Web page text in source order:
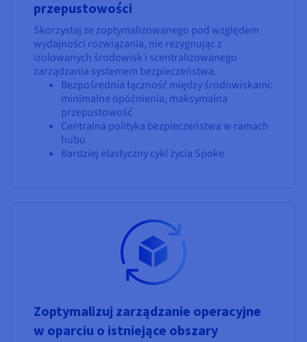
przepustowości
Skorzystaj ze zoptymalizowanego pod względem
wydajności rozwiązania, nie rezygnując z
izolowanych środowisk i scentralizowanego
zarządzania systemem bezpieczeństwa.
Bezpośrednia łączność między środowiskami:
minimalne opóźnienia, maksymalna
przepustowość
Centralna polityka bezpieczeństwa w ramach
hubu
Bardziej elastyczny cykl życia Spoke
Zoptymalizuj zarządzanie operacyjne
w oparciu o istniejące obszary